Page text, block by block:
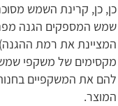
כן, כן, קרינת השמש
המציינת את רמת
מקסימים של משקפי שמש
להם את המשקפיים
המוצר.